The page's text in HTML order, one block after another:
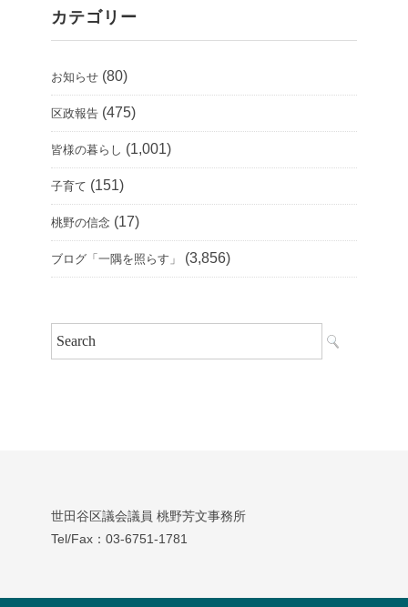
カテゴリー
お知らせ (80)
区政報告 (475)
皆様の暮らし (1,001)
子育て (151)
桃野の信念 (17)
ブログ「一隅を照らす」 (3,856)
世田谷区議会議員 桃野芳文事務所
Tel/Fax：03‐6751‐1781